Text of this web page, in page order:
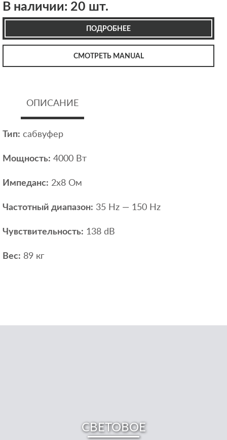
В наличии: 20 шт.
ПОДРОБНЕЕ
СМОТРЕТЬ MANUAL
ОПИСАНИЕ
Тип: сабвуфер
Мощность: 4000 Вт
Импеданс: 2х8 Ом
Частотный диапазон: 35 Hz — 150 Hz
Чувствительность: 138 dB
Вес: 89 кг
СВЕТОВОЕ